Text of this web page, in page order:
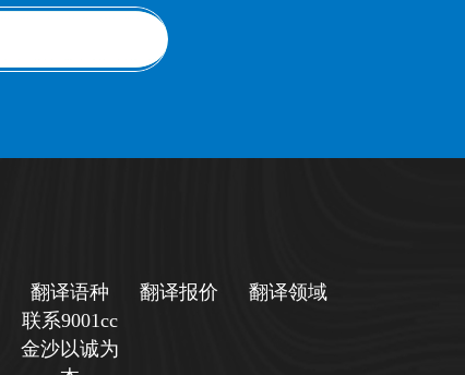
翻译语种 翻译报价
翻译领域
联系9001cc
金沙以诚为